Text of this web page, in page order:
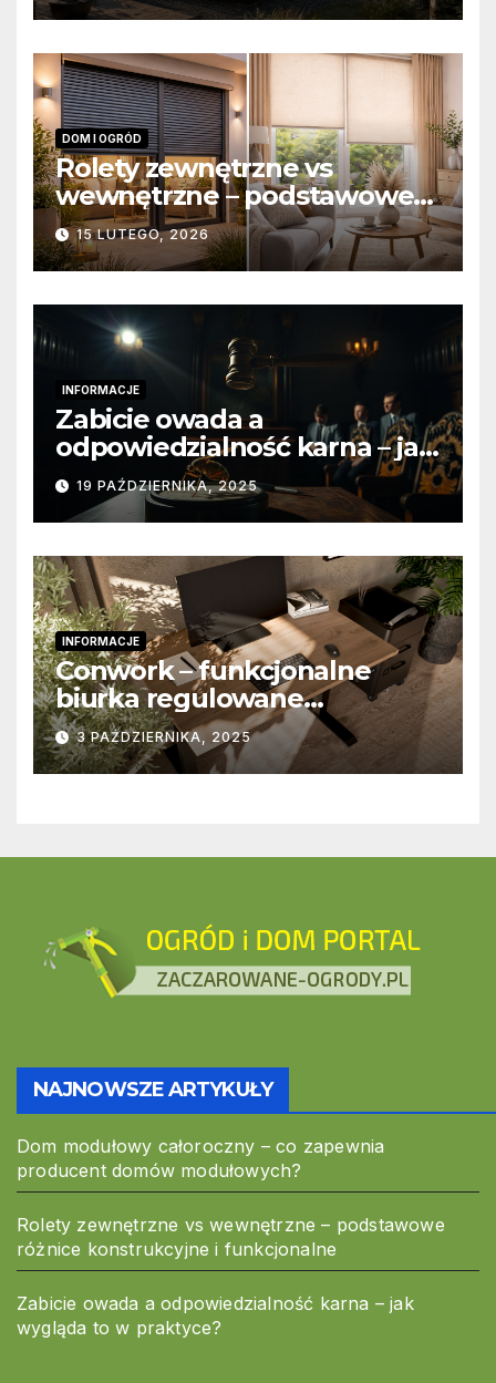
DOM I OGRÓD
Rolety zewnętrzne vs
wewnętrzne – podstawowe
różnice konstrukcyjne i
funkcjonalne
15 LUTEGO, 2026
INFORMACJE
Zabicie owada a
odpowiedzialność karna – jak
wygląda to w praktyce?
19 PAŹDZIERNIKA, 2025
INFORMACJE
Conwork – funkcjonalne
biurka regulowane
stworzone z myślą o
nowoczesnych
przestrzeniach pracy
3 PAŹDZIERNIKA, 2025
NAJNOWSZE ARTYKUŁY
Dom modułowy całoroczny – co zapewnia
producent domów modułowych?
Rolety zewnętrzne vs wewnętrzne – podstawowe
różnice konstrukcyjne i funkcjonalne
Zabicie owada a odpowiedzialność karna – jak
wygląda to w praktyce?